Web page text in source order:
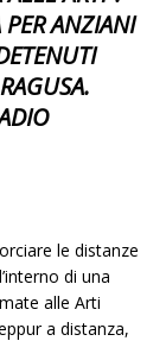
PER ANZIANI
le distanze
di una
alle Arti
a distanza,